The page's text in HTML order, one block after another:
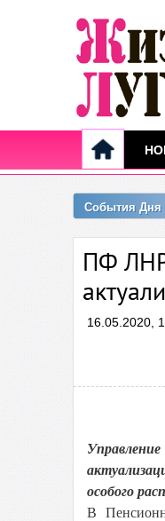
События Дня
ПФ ЛНР
16.05.2020,
особого
В